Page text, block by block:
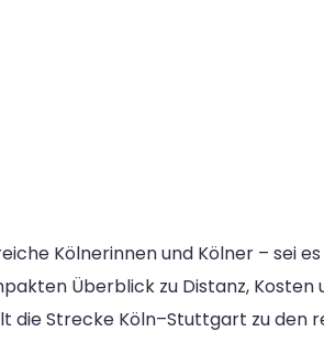
Kölnerinnen und Kölner – sei
Überblick zu Distanz, Kosten
die Strecke Köln–Stuttgart zu den